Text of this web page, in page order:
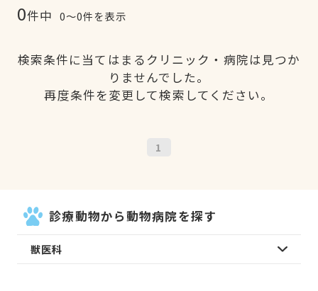
0件中 0〜0件を表示
検索条件に当てはまるクリニック・病院は見つか
りませんでした。
再度条件を変更して検索してください。
1
診療動物から動物病院を探す
獣医科